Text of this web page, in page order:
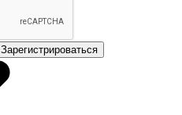
Зарегистрироваться